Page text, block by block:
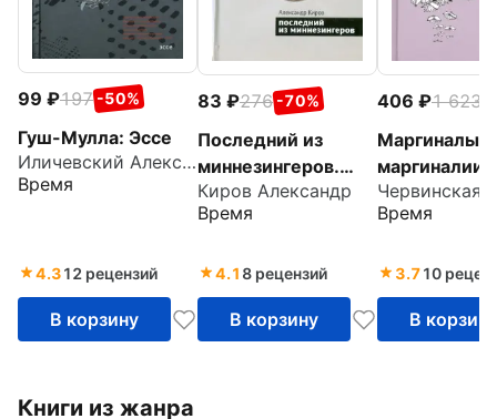
99 197 -50%
Гуш-Мулла: Эссе
Иличевский Александр Викторович
Время
4.312 рецензий
В корзину
83 276 -70%
Последний из
миннезингеров.
Повести и
рассказы
Киров Александр
Время
4.1 8 рецензий
В корзину
406 1 623
Маргиналы и
маргиналии
Время
3.710
В корзину
Книги из жанра